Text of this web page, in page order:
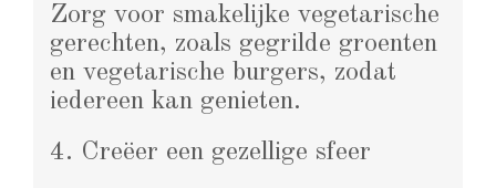
Zorg voor smakelijke vegetarische
gerechten, zoals gegrilde groenten
en vegetarische burgers, zodat
iedereen kan genieten.
4. Creëer een gezellige sfeer